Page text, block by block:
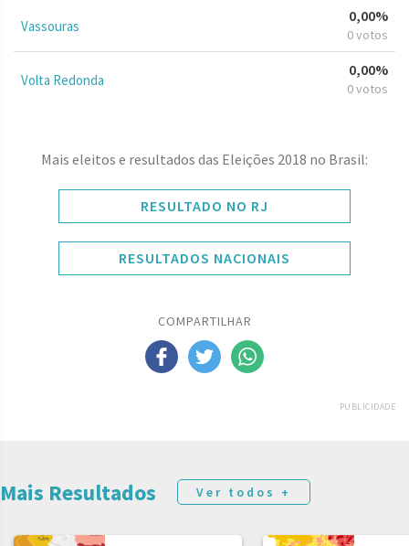
Vassouras
0,00%
0 votos
Volta Redonda
0,00%
0 votos
Mais eleitos e resultados das Eleições 2018 no Brasil:
RESULTADO NO RJ
RESULTADOS NACIONAIS
COMPARTILHAR
PUBLICIDADE
Mais Resultados Ver todos +